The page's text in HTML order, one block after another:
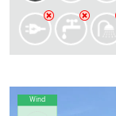
Wind